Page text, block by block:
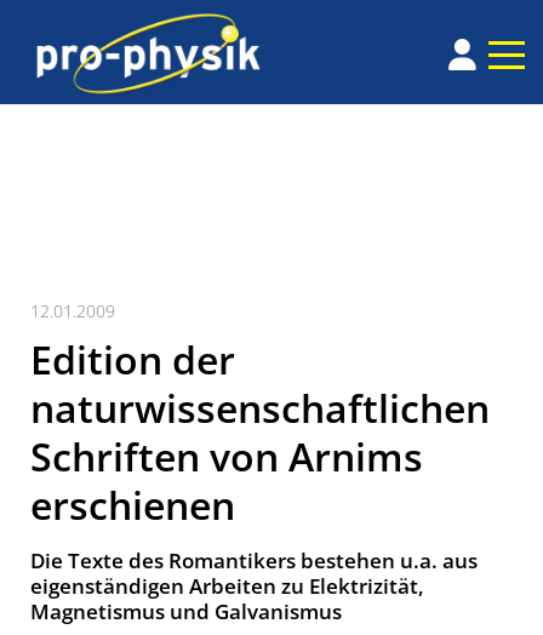
12.01.2009
Edition der
naturwissenschaftlichen
Schriften von Arnims
erschienen
Die Texte des Romantikers bestehen u.a. aus
eigenständigen Arbeiten zu Elektrizität,
Magnetismus und Galvanismus